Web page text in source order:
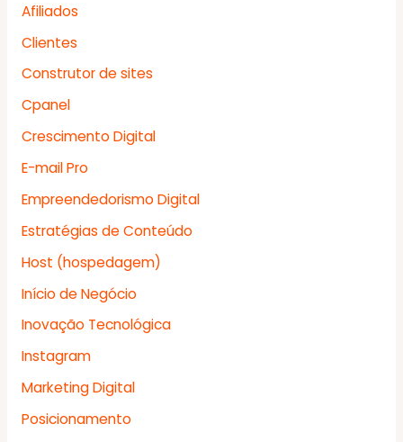
Afiliados
Clientes
Construtor de sites
Cpanel
Crescimento Digital
E-mail Pro
Empreendedorismo Digital
Estratégias de Conteúdo
Host (hospedagem)
Início de Negócio
Inovação Tecnológica
Instagram
Marketing Digital
Posicionamento